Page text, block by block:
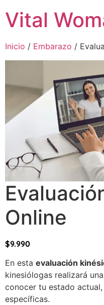
Vital
Inicio / Embarazo /
Online
$9.990
En esta evaluación
kinesiólogas realizará
conocer tu estado
específicas.